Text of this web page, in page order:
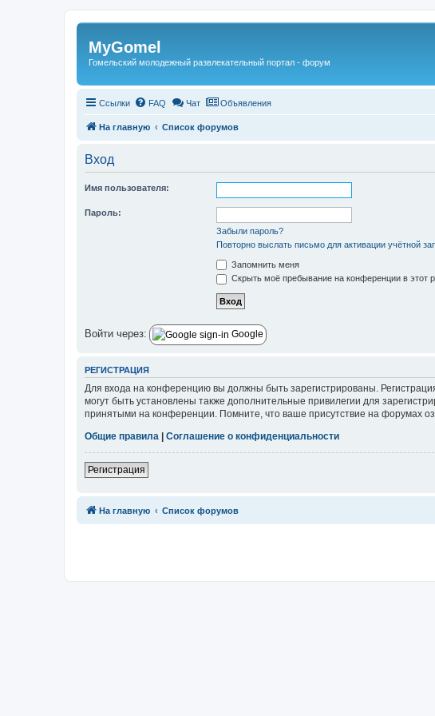
Регистрация
MyGomel
Гомельский молодежный развлекательный портал - форум
Ссылки FAQ Чат Объявления
На главную Список форумов
Вход
Имя пользователя:
Пароль:
Забыли пароль?
Повторно выслать письмо для активации учётной
Запомнить меня
Скрыть моё пребывание на конференции в этот
Войти через: Google
РЕГИСТРАЦИЯ
Для входа на конференцию вы должны быть зарегистрированы.
могут быть установлены также дополнительные привилегии для
принятыми на конференции. Помните, что ваше присутствие на форумах
Общие правила
Соглашение о конфиденциальности
Регистрация
На главную Список форумов
Связаться с